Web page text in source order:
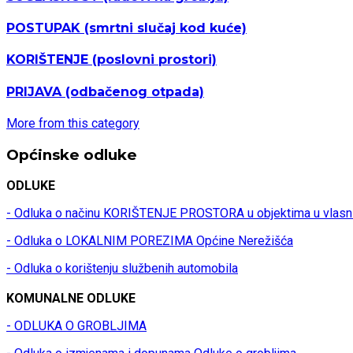
POSTUPAK (smrtni slučaj kod kuće)
KORIŠTENJE (poslovni prostori)
PRIJAVA (odbačenog otpada)
More from this category
Općinske odluke
ODLUKE
- Odluka o načinu KORIŠTENJE PROSTORA u objektima u
- Odluka o LOKALNIM POREZIMA Općine Nerežišća
- Odluka o korištenju službenih automobila
KOMUNALNE ODLUKE
- ODLUKA O GROBLJIMA